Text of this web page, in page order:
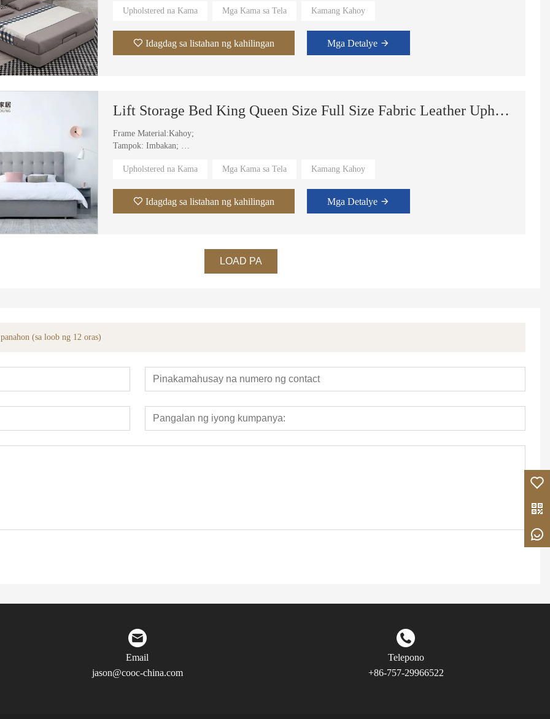
Cover Material: Velvet Fabric, Leather;
Upholstered na Kama Mga Kama sa Tela Kamang Kahoy
Idagdag sa listahan ng kahilingan Mga Detalye
Lift Storage Bed King Queen Size Full Size Fabric Leather Upholstered Double Bed
Frame Material:Kahoy;
Tampok: Imbakan;
Cover Material: Velvet Fabric, Leather;
Upholstered na Kama Mga Kama sa Tela Kamang Kahoy
Idagdag sa listahan ng kahilingan Mga Detalye
LOAD PA
(sa loob ng 12 oras)
Email
jason@cooc-china.com
Telepono
+86-757-29966522